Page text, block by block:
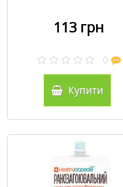
113 грн
0
Купити